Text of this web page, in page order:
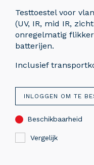
Testtoestel voor
(UV, IR, mid IR,
onregelmatig
batterijen.
Inclusief
INLOGGEN OM TE
Beschikbaarheid
Vergelijk